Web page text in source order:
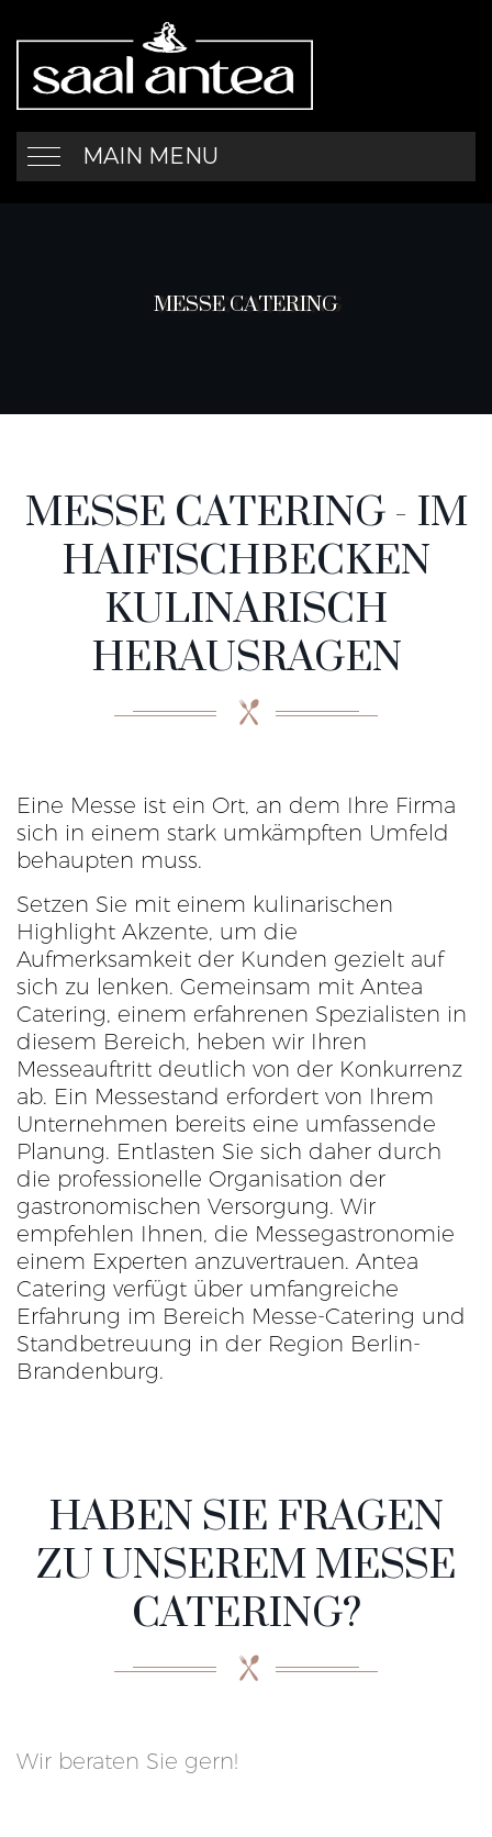
MAIN MENU
MESSE CATERING
MESSE CATERING - IM
HAIFISCHBECKEN
KULINARISCH
HERAUSRAGEN
Eine Messe ist ein Ort, an dem Ihre Firma
sich in einem stark umkämpften Umfeld
behaupten muss.
Setzen Sie mit einem kulinarischen
Highlight Akzente, um die
Aufmerksamkeit der Kunden gezielt auf
sich zu lenken. Gemeinsam mit Antea
Catering, einem erfahrenen Spezialisten in
diesem Bereich, heben wir Ihren
Messeauftritt deutlich von der Konkurrenz
ab. Ein Messestand erfordert von Ihrem
Unternehmen bereits eine umfassende
Planung. Entlasten Sie sich daher durch
die professionelle Organisation der
gastronomischen Versorgung. Wir
empfehlen Ihnen, die Messegastronomie
einem Experten anzuvertrauen. Antea
Catering verfügt über umfangreiche
Erfahrung im Bereich Messe-Catering und
Standbetreuung in der Region Berlin-
Brandenburg.
HABEN SIE FRAGEN
ZU UNSEREM MESSE
CATERING?
Wir beraten Sie gern!